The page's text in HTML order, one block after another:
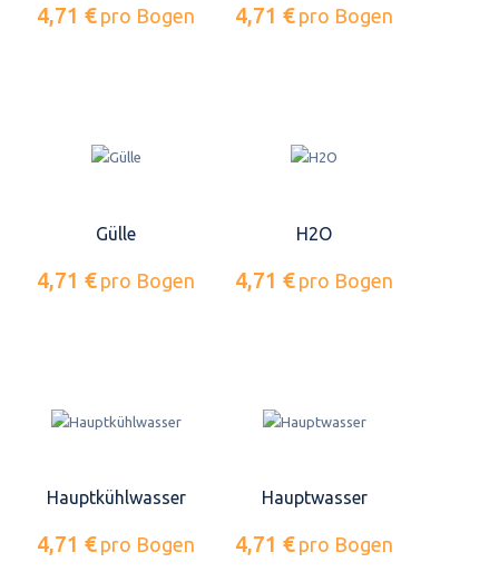
4,71 € pro Bogen 4,71 € pro Bogen
Gülle
4,71 € pro Bogen
H2O
4,71 € pro Bogen
Hauptkühlwasser
4,71 € pro Bogen
Hauptwasser
4,71 € pro Bogen